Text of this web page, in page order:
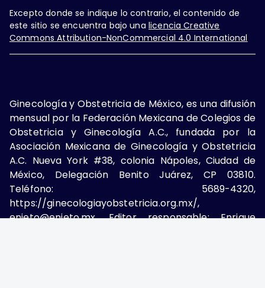
Excepto donde se indique lo contrario, el contenido de
este sitio se encuentra bajo una licencia Creative
Commons Attribution-NonCommercial 4.0 International
Ginecología y Obstetricia de México, es una difusión
mensual por la Federación Mexicana de Colegios de
Obstetricia y Ginecología A.C., fundada por la
Asociación Mexicana de Ginecología y Obstetricia
A.C. Nueva York #38, colonia Nápoles, Ciudad de
México, Delegación Benito Juárez, CP 03810.
Teléfono: 5689-4320,
https://ginecologiayobstetricia.org.mx/,
enieto@enieto.mx. Editor responsable: Enrique